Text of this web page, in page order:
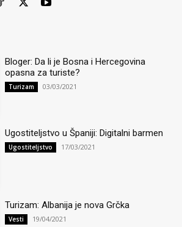
Bloger: Da li je Bosna i Hercegovina
opasna za turiste?
Turizam 03/03/2021
Ugostiteljstvo u Španiji: Digitalni barmen
Ugostiteljstvo 17/03/2021
Turizam: Albanija je nova Grčka
Vesti 19/04/2021